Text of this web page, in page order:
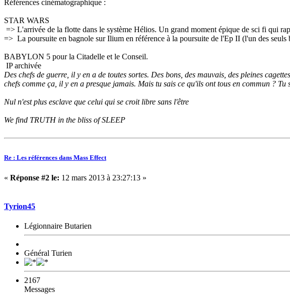
Références cinématographique :
STAR WARS
=> L'arrivée de la flotte dans le système Hélios. Un grand moment épique de sci fi qui
=> La poursuite en bagnole sur Ilium en référence à la poursuite de l'Ep II (l'un des
BABYLON 5 pour la Citadelle et le Conseil.
IP archivée
Des chefs de guerre, il y en a de toutes sortes. Des bons, des mauvais, des pleines
chefs comme ça, il y en a presque jamais. Mais tu sais ce qu'ils ont tous en commun ?
Nul n'est plus esclave que celui qui se croit libre sans l'être
We find TRUTH in the bliss of SLEEP
Re : Les références dans Mass Effect
« Réponse #2 le: 12 mars 2013 à 23:27:13 »
Tyrion45
Légionnaire Butarien
Général Turien
2167
Messages